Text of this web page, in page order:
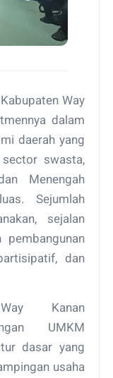
Way
dalam
daerah yang
swasta,
Menengah
Sejumlah
sejalan
dan
Kanan
UMKM
dasar yang
usaha